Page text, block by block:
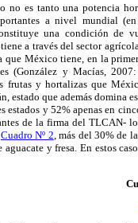
no es tanto una potencia
a nivel mundial
una condición de
a través del sector
que México tiene, en la
(González y Macías,
frutas y hortalizas que
estado que además domina
estados y 52% apenas en
de la firma del TLCAN-
Cuadro Nº 2 , más del 30% de
aguacate y fresa. En estos